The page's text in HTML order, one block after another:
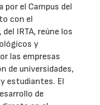
por el Campus del
con el
IRTA, reúne los
y
las empresas
de universidades,
estudiantes. El
de